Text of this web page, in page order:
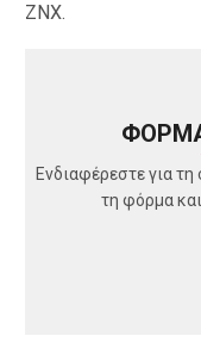
ΖΝΧ.
Ενδιαφέρεστε για
τη φόρμα